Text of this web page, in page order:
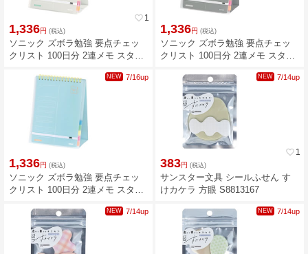
favorite_border 1
1,336円 (税込)
ソニック ズボラ勉強 要点チェッ
クリスト 100日分 2連メモ スタン
1,336円 (税込)
ソニック ズボラ勉強 要点チェッ
クリスト 100日分 2連メモ スタン
NEW 7/16up
1,336円 (税込)
ソニック ズボラ勉強 要点チェッ
クリスト 100日分 2連メモ スタン
favorite_border 1
NEW 7/14up
383円 (税込)
サンスター文具 シールふせん す
けカケラ 方眼 S8813167
NEW 7/14up NEW 7/14up